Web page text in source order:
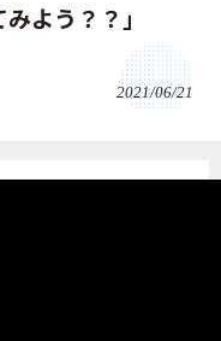
よう？？」
2021/06/21